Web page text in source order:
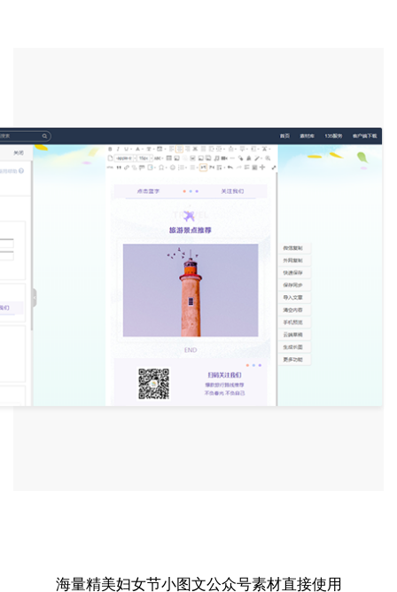
海量精美妇女节小图文公众号素材直接使用